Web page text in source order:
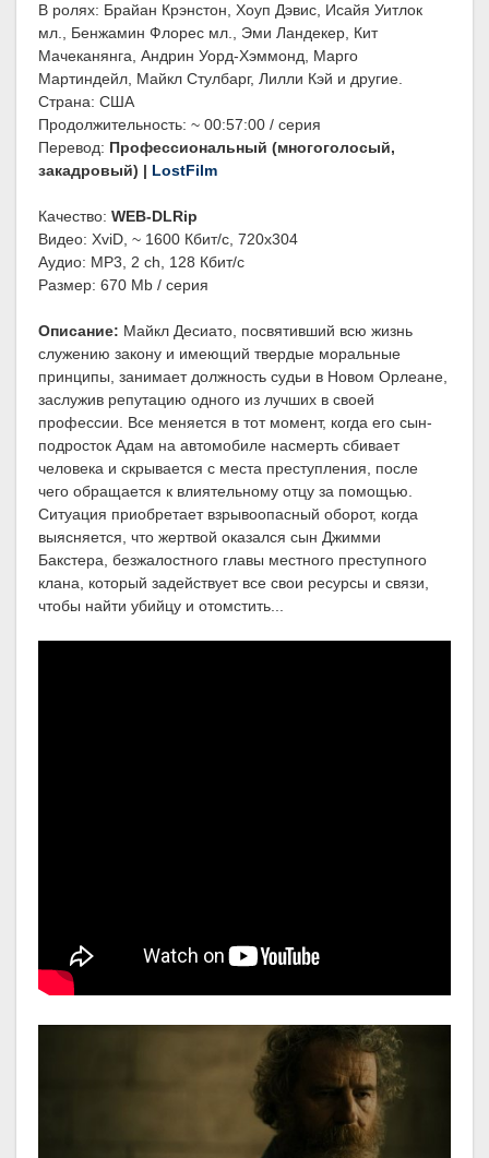
В ролях: Брайан Крэнстон, Хоуп Дэвис, Исайя Уитлок
мл., Бенжамин Флорес мл., Эми Ландекер, Кит
Мачеканянга, Андрин Уорд-Хэммонд, Марго
Мартиндейл, Майкл Стулбарг, Лилли Кэй и другие.
Страна: США
Продолжительность: ~ 00:57:00 / серия
Перевод: Профессиональный (многоголосый,
закадровый) | LostFilm
Качество: WEB-DLRip
Видео: XviD, ~ 1600 Кбит/с, 720x304
Аудио: MP3, 2 ch, 128 Кбит/с
Размер: 670 Mb / серия
Описание: Майкл Десиато, посвятивший всю жизнь
служению закону и имеющий твердые моральные
принципы, занимает должность судьи в Новом Орлеане,
заслужив репутацию одного из лучших в своей
профессии. Все меняется в тот момент, когда его сын-
подросток Адам на автомобиле насмерть сбивает
человека и скрывается с места преступления, после
чего обращается к влиятельному отцу за помощью.
Ситуация приобретает взрывоопасный оборот, когда
выясняется, что жертвой оказался сын Джимми
Бакстера, безжалостного главы местного преступного
клана, который задействует все свои ресурсы и связи,
чтобы найти убийцу и отомстить...